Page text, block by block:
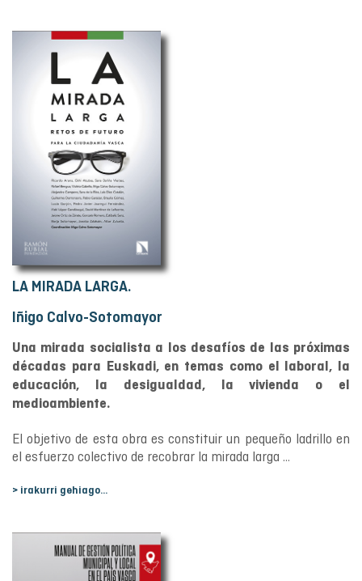
LA MIRADA LARGA.
Iñigo Calvo-Sotomayor
Una mirada socialista a los desafíos de las próximas
décadas para Euskadi, en temas como el laboral, la
educación, la desigualdad, la vivienda o el
medioambiente.
El objetivo de esta obra es constituir un pequeño ladrillo en
el esfuerzo colectivo de recobrar la mirada larga ...
> irakurri gehiago...